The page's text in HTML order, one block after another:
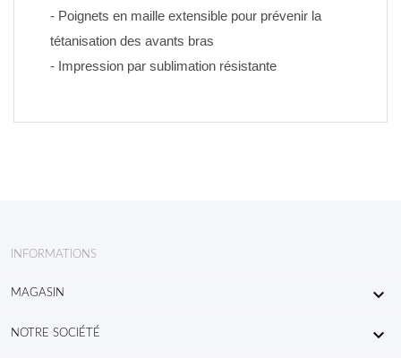
- Poignets en maille extensible pour prévenir la
tétanisation des avants bras
- Impression par sublimation résistante
INFORMATIONS
MAGASIN 
NOTRE SOCIÉTÉ 